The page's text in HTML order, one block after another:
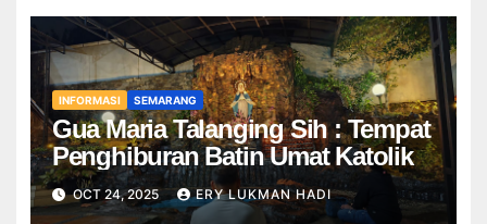
INFORMASI SEMARANG
Gua Maria Talanging Sih : Tempat
Penghiburan Batin Umat Katolik
OCT 24, 2025 ERY LUKMAN HADI